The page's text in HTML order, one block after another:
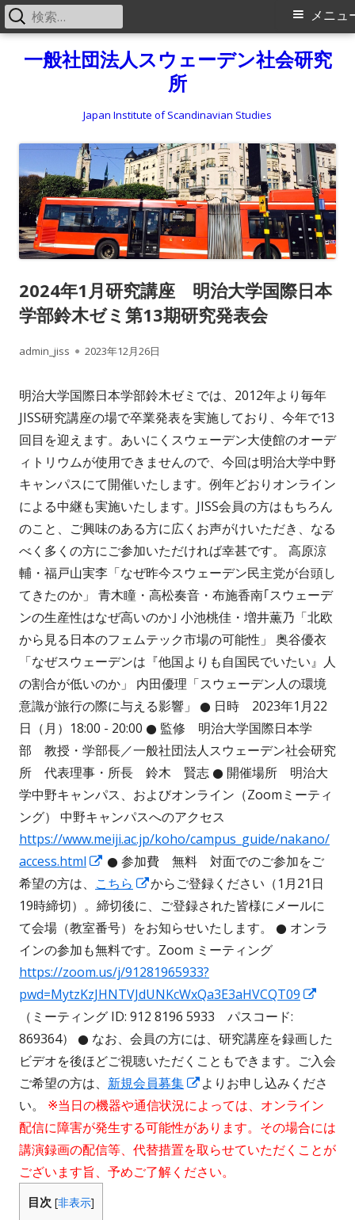
一般社団法人スウェーデン社会研究
所
Japan Institute of Scandinavian Studies
メ
メニュ
検
索:
2024年1月研究講座 明治大学国際日本
学部鈴木ゼミ第13期研究発表会
作
admin_jiss
公
2023年12月26日
明治大学国際日本学部鈴木ゼミでは、2012年より毎年
JISS研究講座の場で卒業発表を実施しており、今年で13
回目を迎えます。あいにくスウェーデン大使館のオーデ
ィトリウムが使用できませんので、今回は明治大学中野
キャンパスにて開催いたします。例年どおりオンライン
による中継も実施いたします。JISS会員の方はもちろん
のこと、ご興味のある方に広くお声がけいただき、なる
べく多くの方にご参加いただければ幸甚です。 高原涼
輔・福戸山実李「なぜ昨今スウェーデン民主党が台頭し
てきたのか」 青木瞳・高松奏音・布施香南｢スウェーデ
ンの生産性はなぜ高いのか｣ 小池桃佳・増井薫乃「北欧
から見る日本のフェムテック市場の可能性」 奥谷優衣
「なぜスウェーデンは『他国よりも自国民でいたい』人
の割合が低いのか」 内田優理「スウェーデン人の環境
意識が旅行の際に与える影響」 ● 日時 2023年1月22
日（月）18:00 - 20:00 ● 監修 明治大学国際日本学
部 教授・学部長／一般社団法人スウェーデン社会研究
所 代表理事・所長 鈴木 賢志 ● 開催場所 明治大
学中野キャンパス、およびオンライン（Zoomミーティ
ング） 中野キャンパスへのアクセス
https://www.meiji.ac.jp/koho/campus_guide/nakano/
access.html
新
し
い
ウ
ィ
ン
ド
ウ
で
開
き
ま
す
● 参加費 無料 対面でのご参加をご
希望の方は、 こちら
新
し
い
ウ
ィ
ン
ド
ウ
で
開
き
ま
す
からご登録ください（1月21日
19時締切）。締切後に、ご登録された皆様にメールに
て会場（教室番号）をお知らせいたします。 ● オンラ
インの参加も無料です。Zoom ミーティング
https://zoom.us/j/91281965933?
pwd=MytzKzJHNTVJdUNKcWxQa3E3aHVCQT09
い
ウ
ィ
ン
ド
ウ
（ミーティング ID: 912 8196 5933 パスコード:
869364） ● なお、会員の方には、研究講座を録画した
ビデオを後ほどご視聴いただくこともできます。ご入会
ご希望の方は、 新規会員募集
新
し
い
ウ
ィ
よりお申し込みくださ
い。 ※当日の機器や通信状況によっては、オンライン
配信に障害が発生する可能性があります。その場合には
講演録画の配信等、代替措置を取らせていただくことが
ございます旨、予めご了解ください。
目次 [非表示]